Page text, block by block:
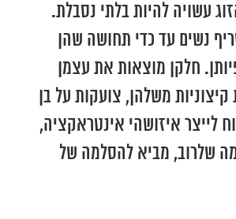
עשויה להיות בלתי נסבלת.
נשים עד כדי תחושה שהן
חלקן מוצאות את עצמן
קיצוניות משלהן, צועקות על בן
לייצר איזושהי אינטראקציה,
שלרוב, מביא להסלמה של